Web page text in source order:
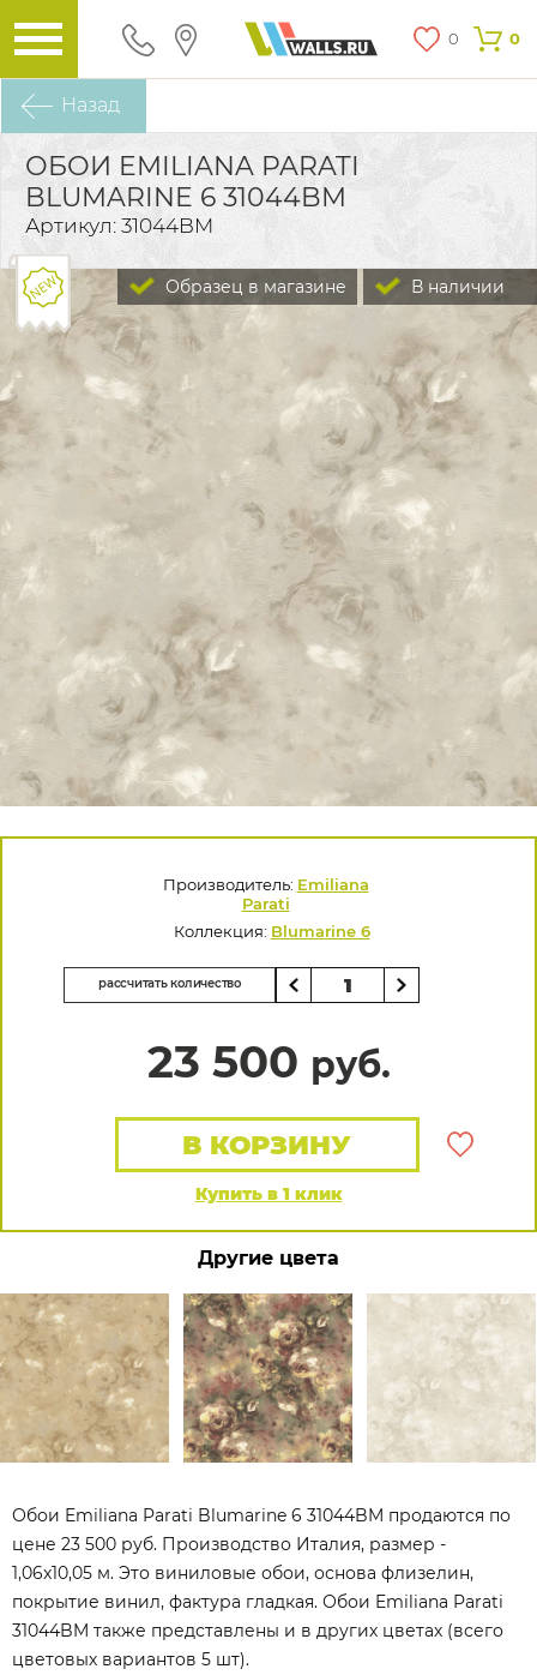
0 0
Назад
ОБОИ EMILIANA PARATI
BLUMARINE 6 31044BM
Артикул: 31044BM
В наличии
Образец в магазине
Производитель: Emiliana
Parati
Коллекция: Blumarine 6
рассчитать количество
23 500 руб.
Купить в 1 клик
В КОРЗИНУ
Другие цвета
Обои Emiliana Parati Blumarine 6 31044BM продаются по
цене 23 500 руб. Производство Италия, размер -
1,06x10,05 м. Это виниловые обои, основа флизелин,
покрытие винил, фактура гладкая. Обои Emiliana Parati
31044BM также представлены и в других цветах (всего
цветовых вариантов 5 шт).